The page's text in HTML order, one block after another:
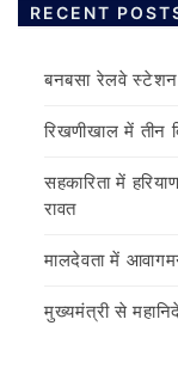
RECENT
बनबसा रेलवे
रिखणीखाल में तीन
सहकारिता में
रावत
मालदेवता में
मुख्यमंत्री से